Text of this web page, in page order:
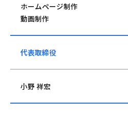
ホームページ制作
動画制作
代表取締役
小野 祥宏